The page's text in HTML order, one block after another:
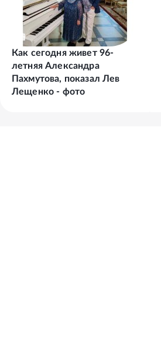
Как сегодня живет 96-
летняя Александра
Пахмутова, показал Лев
Лещенко - фото